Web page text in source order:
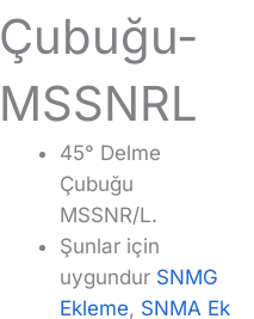
Çubuğu-
MSSNRL
45° Delme
Çubuğu
MSSNR/L.
Şunlar için
uygundur SNMG
Ekleme, SNMA Ek